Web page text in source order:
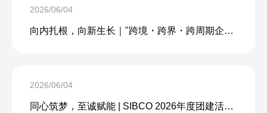
2026/06/04
向内扎根，向新生长｜"跨境・跨界・跨周期企业内生力沙龙"成功举办
2026/06/04
同心筑梦，至诚赋能 | SIBCO 2026年度团建活动圆满收官